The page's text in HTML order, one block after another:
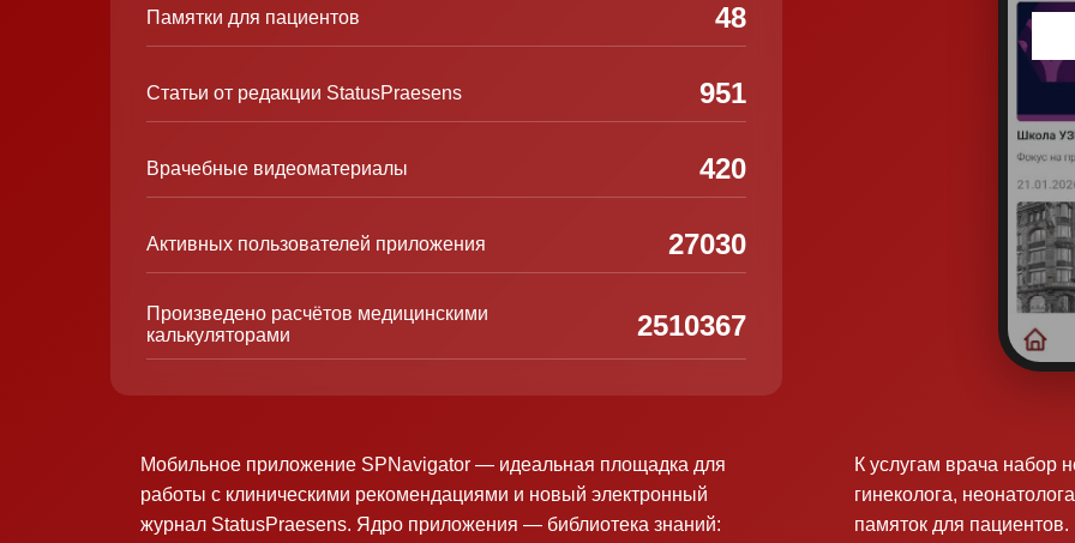
Памятки для пациентов 48
Статьи от редакции StatusPraesens 951
Врачебные видеоматериалы 420
Активных пользователей приложения 27030
Произведено расчётов медицинскими
калькуляторами
2510367
Мобильное приложение SPNavigator — идеальная площадка для
работы с клиническими рекомендациями и новый электронный
журнал StatusPraesens. Ядро приложения — библиотека знаний:
К услугам врача набор
гинеколога,
памяток для пациентов.